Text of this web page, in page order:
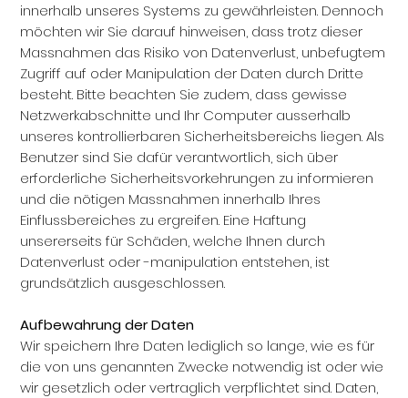
innerhalb unseres Systems zu gewährleisten. Dennoch
möchten wir Sie darauf hinweisen, dass trotz dieser
Massnahmen das Risiko von Datenverlust, unbefugtem
Zugriff auf oder Manipulation der Daten durch Dritte
besteht. Bitte beachten Sie zudem, dass gewisse
Netzwerkabschnitte und Ihr Computer ausserhalb
unseres kontrollierbaren Sicherheitsbereichs liegen. Als
Benutzer sind Sie dafür verantwortlich, sich über
erforderliche Sicherheitsvorkehrungen zu informieren
und die nötigen Massnahmen innerhalb Ihres
Einflussbereiches zu ergreifen. Eine Haftung
unsererseits für Schäden, welche Ihnen durch
Datenverlust oder -manipulation entstehen, ist
grundsätzlich ausgeschlossen.
Aufbewahrung der Daten
Wir speichern Ihre Daten lediglich so lange, wie es für
die von uns genannten Zwecke notwendig ist oder wie
wir gesetzlich oder vertraglich verpflichtet sind. Daten,